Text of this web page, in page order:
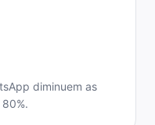
diminuem as